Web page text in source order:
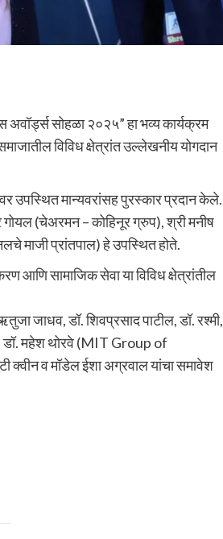
सोहळा २०२५” हा भव्य कार्यक्रम
विविध क्षेत्रांत उल्लेखनीय योगदान
उपस्थित मान्यवरांसह पुरस्कार प्रदान केले.
गोयल (चेअरमन – कोहिनूर ग्रुप), श्री मनीष
माजी प्रांतपाल) हे उपस्थित होते.
आणि सामाजिक सेवा या विविध क्षेत्रांतील
जाधव, डॉ. शिवप्रसाद पाटील, डॉ. रश्मी,
डॉ. महेश थोरवे (MIT Group of
व मॉडेल ईशा अग्रवाल यांचा समावेश